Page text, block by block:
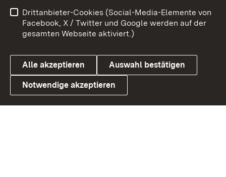
Link zum Landesportal
Barrierefreiheit
Datenschutz
Cookies
Drittanbieter-Cookies (Social-Media-Elemente von
Facebook, X / Twitter und Google werden auf der
gesamten Webseite aktiviert.)
Alle akzeptieren Auswahl bestätigen
Notwendige akzeptieren